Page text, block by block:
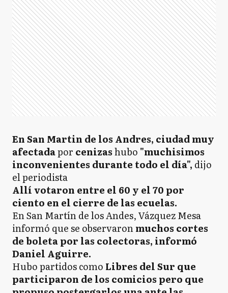
En San Martin de los Andres, ciudad muy
afectadapor cenizashubo "muchisimos
inconvenientes durante todo el día", dijo
el periodista
Allí votaron entre el 60 y el 70 por
ciento en el cierre de las ecuelas.
En San Martín de los Andes, Vázquez Mesa
informó que se observaronmuchos cortes
de boleta por las colectoras, informó
Daniel Aguirre.
Hubopartidos como Libres del Sur que
participaron de los comicios pero que